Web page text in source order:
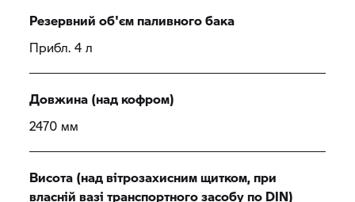
Резервний об'єм паливного бака
Прибл. 4 л
Довжина (над кофром)
2470 мм
Висота (над вітрозахисним щитком, при
власній вазі транспортного засобу по DIN)